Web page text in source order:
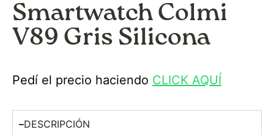
Smartwatch Colmi
V89 Gris Silicona
Pedí el precio haciendo CLICK AQUÍ
DESCRIPCIÓN